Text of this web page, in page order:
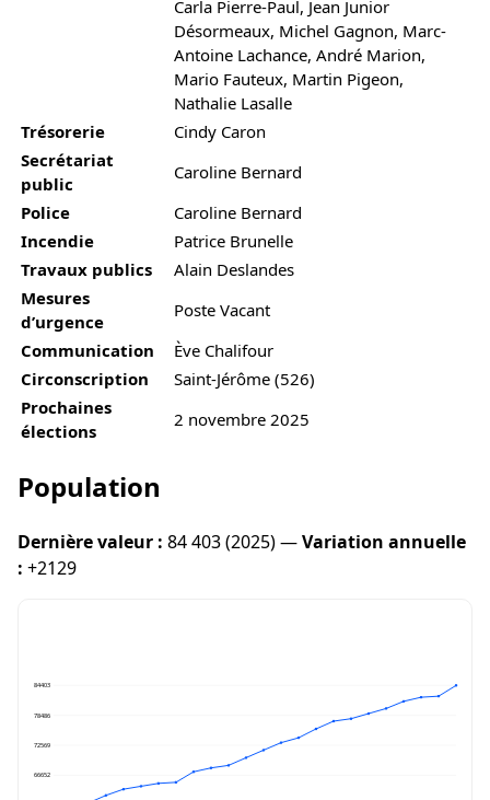
Carla Pierre-Paul, Jean Junior
Désormeaux, Michel Gagnon, Marc-
Antoine Lachance, André Marion,
Mario Fauteux, Martin Pigeon,
Nathalie Lasalle
Trésorerie
Cindy Caron
Secrétariat
public
Caroline Bernard
Police
Caroline Bernard
Incendie
Patrice Brunelle
Travaux publics
Alain Deslandes
Mesures
d’urgence
Poste Vacant
Communication
Ève Chalifour
Circonscription
Saint-Jérôme (526)
Prochaines
élections
2 novembre 2025
Population
Dernière valeur : 84 403 (2025) —Variation annuelle
: +2129
84403
78486
72569
66652